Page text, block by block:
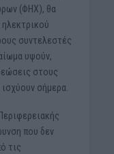
(ΦΗΧ), θα
συντελεστές
υψούν,
στους
σήμερα.
που δεν
τις